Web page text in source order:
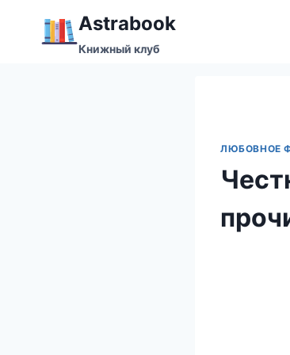
содержимому
Аstrabook
Книжный клуб
ЛЮБОВНОЕ